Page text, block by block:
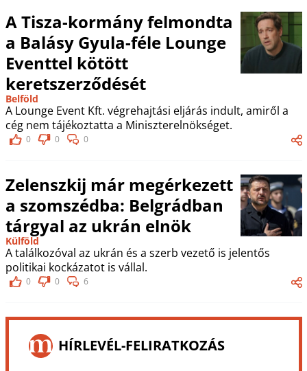
A Tisza-kormány felmondta
a Balásy Gyula-féle Lounge
Eventtel kötött
keretszerződését
Belföld
A Lounge Event Kft. végrehajtási eljárás indult, amiről a
cég nem tájékoztatta a Miniszterelnökséget.
0 0 0
Zelenszkij már megérkezett
a szomszédba: Belgrádban
tárgyal az ukrán elnök
Külföld
A találkozóval az ukrán és a szerb vezető is jelentős
politikai kockázatot is vállal.
0 0 6
HÍRLEVÉL-FELIRATKOZÁS